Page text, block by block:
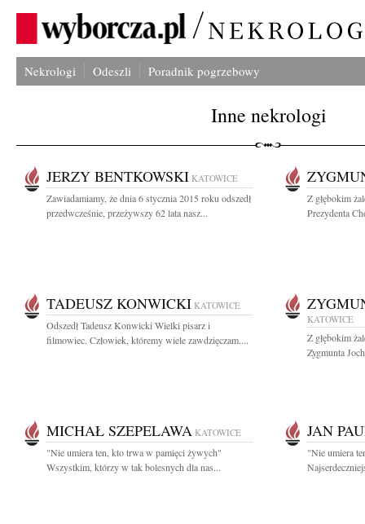
Nekrologi Odeszli Poradnik pogrzebowy
Inne nekrologi
JERZY BENTKOWSKI KATOWICE
Zawiadamiamy, że dnia 6 stycznia 2015 roku odszedł
przedwcześnie, przeżywszy 62 lata nasz...
Z głębokim
Prezydenta
TADEUSZ KONWICKI KATOWICE
Odszedł Tadeusz Konwicki Wielki pisarz i
filmowiec. Człowiek, któremy wiele zawdzięczam....
KATOWICE
Z głębokim
Zygmunta
MICHAŁ SZEPELAWA KATOWICE
"Nie umiera ten, kto trwa w pamięci żywych"
Wszystkim, którzy w tak bolesnych dla nas...
JAN
"Nie umiera